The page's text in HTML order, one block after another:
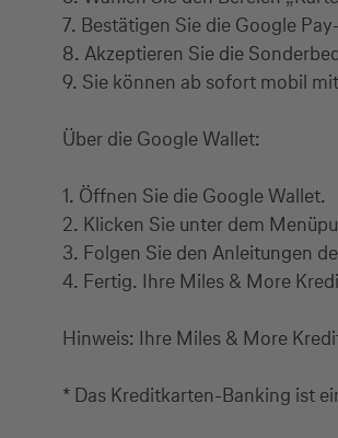
7. Bestätigen Sie die Google
8. Akzeptieren Sie die
9. Sie können ab sofort mobil
Über die Google Wallet:
1. Öffnen Sie die Google Wallet.
2. Klicken Sie unter dem
3. Folgen Sie den Anleitungen
4. Fertig. Ihre Miles & More
Hinweis: Ihre Miles & More
* Das Kreditkarten-Banking ist